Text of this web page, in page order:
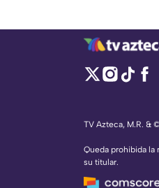
TV Azteca, M.R. &
Queda prohibida la
su titular.